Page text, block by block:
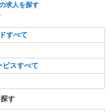
求人を探す
すべて
ビスすべて
す